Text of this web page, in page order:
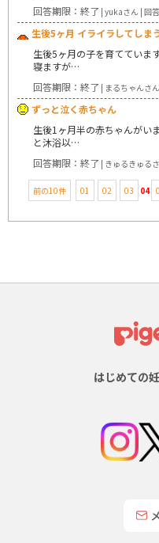
回答期限：終了 | yukaさん | 回
生後5ヶ月 イライラしてしま
生後5ヶ月の子を育てていま
寝ますが…
回答期限：終了 | まるちゃんさ
ずっと泣く赤ちゃん
生後1ヶ月半の赤ちゃんがい
と沐浴以…
回答期限：終了 | きゅるきゅる
前の10件 01 02 03 04
はじめての